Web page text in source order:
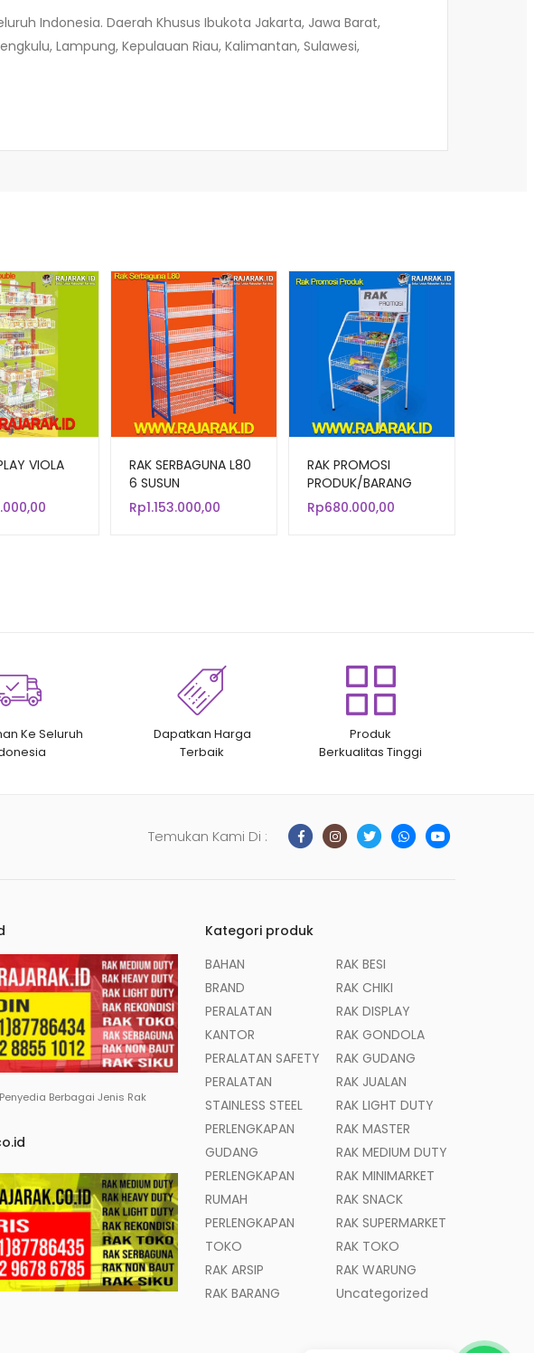
Indonesia. Daerah Khusus Ibukota Jakarta, Jawa Barat,
Lampung, Kepulauan Riau, Kalimantan, Sulawesi,
VIOLA
RAK SERBAGUNA L80
6 SUSUN
Rp1.153.000,00
RAK PROMOSI
PRODUK/BARANG
DISKON Tipe R-04
Rp680.000,00
Ke Seluruh
Dapatkan Harga
Terbaik
Produk
Berkualitas Tinggi
Temukan Kami Di :
Berbagai Jenis Rak
Kategori produk
BAHAN
BRAND
PERALATAN
KANTOR
PERALATAN SAFETY
PERALATAN
STAINLESS STEEL
PERLENGKAPAN
GUDANG
PERLENGKAPAN
RUMAH
PERLENGKAPAN
TOKO
RAK ARSIP
RAK BARANG
RAK BESI
RAK CHIKI
RAK DISPLAY
RAK GONDOLA
RAK GUDANG
RAK JUALAN
RAK LIGHT DUTY
RAK MASTER
RAK MEDIUM DUTY
RAK MINIMARKET
RAK SNACK
RAK SUPERMARKET
RAK TOKO
RAK WARUNG
Uncategorized